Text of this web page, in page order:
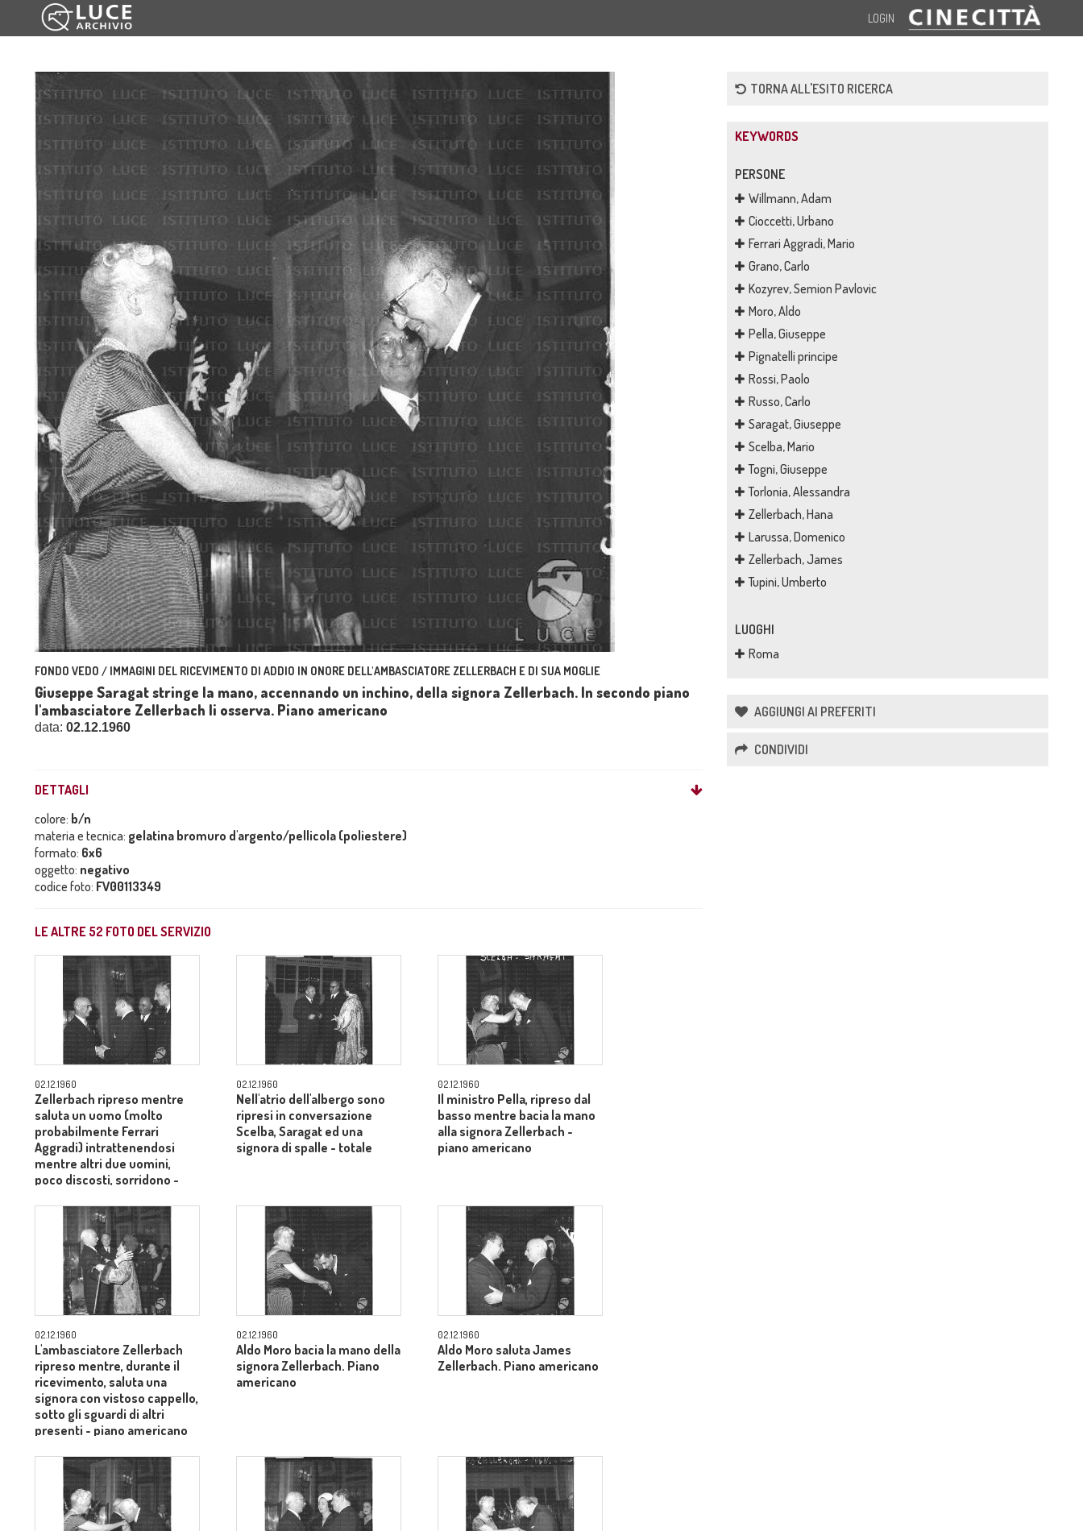
LOGIN
FONDO VEDO / IMMAGINI DEL RICEVIMENTO DI ADDIO IN ONORE DELL'AMBASCIATORE ZELLERBACH E DI SUA MOGLIE
Giuseppe Saragat stringe la mano, accennando un inchino, della signora Zellerbach. In secondo piano
l'ambasciatore Zellerbach li osserva. Piano americano
data: 02.12.1960
DETTAGLI
colore: b/n
materia e tecnica: gelatina bromuro d'argento/pellicola (poliestere)
formato: 6x6
oggetto: negativo
codice foto: FV00113349
LE ALTRE 52 FOTO DEL SERVIZIO
02.12.1960
Zellerbach ripreso mentre
saluta un uomo (molto
probabilmente Ferrari
Aggradi) intrattenendosi
mentre altri due uomini,
poco discosti, sorridono -
02.12.1960
Nell'atrio dell'albergo sono
ripresi in conversazione
Scelba, Saragat ed una
signora di spalle - totale
02.12.1960
Il ministro Pella, ripreso dal
basso mentre bacia la mano
alla signora Zellerbach -
piano americano
02.12.1960
L'ambasciatore Zellerbach
ripreso mentre, durante il
ricevimento, saluta una
signora con vistoso cappello,
sotto gli sguardi di altri
presenti - piano americano
02.12.1960
Aldo Moro bacia la mano della
signora Zellerbach. Piano
americano
02.12.1960
Aldo Moro saluta James
Zellerbach. Piano americano
TORNA ALL'ESITO RICERCA
KEYWORDS
PERSONE
Willmann, Adam
Cioccetti, Urbano
Ferrari Aggradi, Mario
Grano, Carlo
Kozyrev, Semion Pavlovic
Moro, Aldo
Pella, Giuseppe
Pignatelli principe
Rossi, Paolo
Russo, Carlo
Saragat, Giuseppe
Scelba, Mario
Togni, Giuseppe
Torlonia, Alessandra
Zellerbach, Hana
Larussa, Domenico
Zellerbach, James
Tupini, Umberto
LUOGHI
Roma
AGGIUNGI AI PREFERITI
CONDIVIDI